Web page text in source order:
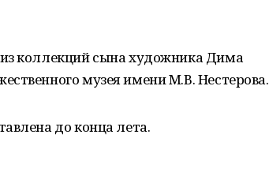
коллекций сына художника Дима
музея имени М.В. Нестерова.
до конца лета.